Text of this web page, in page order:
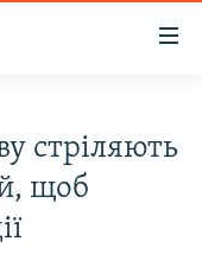
стріляють
щоб